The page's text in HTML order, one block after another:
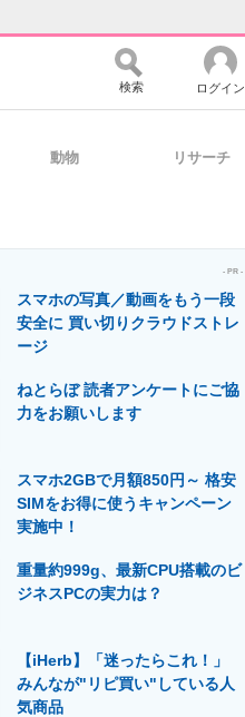
マーケ×ITの今がよく分かる
建設×テクノロジーの最前線
検索 ログイン
動物 リサーチ
- PR -
スマホの写真／動画をもう一段
安全に 買い切りクラウドストレ
ージ
ねとらぼ 読者アンケートにご協
力をお願いします
スマホ2GBで月額850円～ 格安
SIMをお得に使うキャンペーン
実施中！
重量約999g、最新CPU搭載のビ
ジネスPCの実力は？
【iHerb】「迷ったらこれ！」
みんなが"リピ買い"している人
気商品